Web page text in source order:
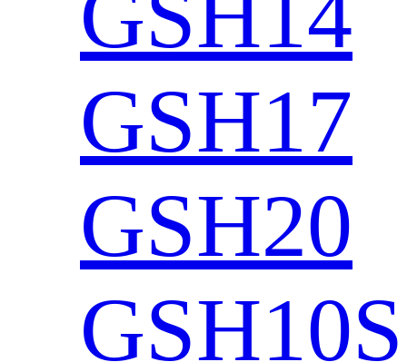
GSH17
GSH20
GSH10S